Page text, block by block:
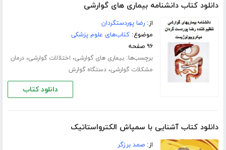
دانلود کتاب دانشنامه بیماری های گوارشی
از:رضا پوردستگردان
موضوع:کتاب‌های علوم پزشکی
۹۶ صفحه
برچسب‌ها:بیماری های گوارشی، اختلالات گوارشی،درمان
مشکلات گوارشی،دستگاه گوارش
دانلود کتاب
دانلود کتاب آشنایی با سمپاش الکترواستاتیک
از:صمد برزگر